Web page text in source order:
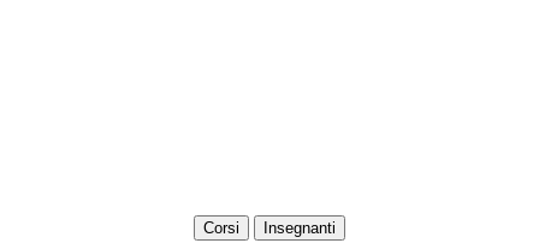
Corsi Insegnanti